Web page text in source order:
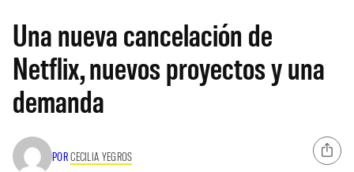
Una nueva cancelación de
Netflix, nuevos proyectos y una
demanda
PORCECILIA YEGROS